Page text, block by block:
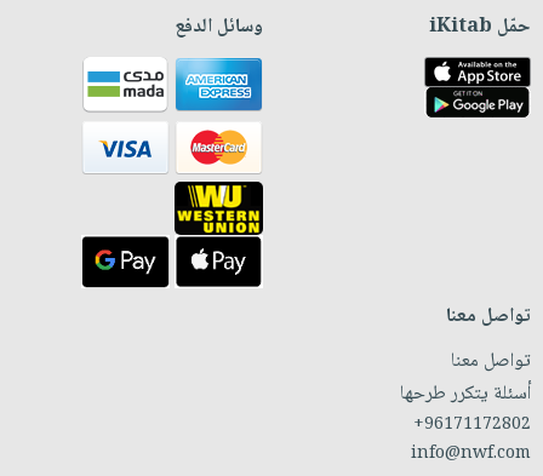
حمّل iKitab وسائل الدفع
تواصل معنا
تواصل معنا
أسئلة يتكرر طرحها
+96171172802
info@nwf.com